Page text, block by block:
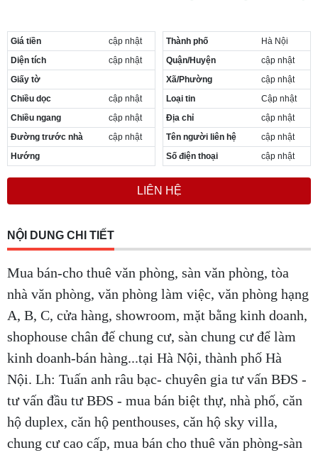
Cần thuê MBKD tại Phường Yên Hòa
Cần thuê MBKD tại Phường Nghĩa Độ
Cần thuê MBKD tại Phường Phương Liệt
Cần thuê MBKD tại Phường Khương Đình
Cần thuê MBKD tại Phường Yên Sở
Cần thuê MBKD tại Phường Hoàng Liệt
Cần thuê MBKD tại Phường Định Công
Cần thuê MBKD tại Phường Tương Mai
Cần thuê MBKD tại Phường Vĩnh Hưng
Cần thuê MBKD tại Phường Lĩnh Nam
Cần thuê MBKD tại Phường Hồng Hà
Cần thuê MBKD tại Phường Văn Miếu
Cần thuê MBKD tại Phường Kim Liên
Cần thuê MBKD tại Phường Vĩnh Tuy
Giá tiền
cập nhật
Diện tích
cập nhật
Giấy tờ
Chiều dọc
cập nhật
Chiều ngang
cập nhật
Đường trước nhà
cập nhật
Hướng
Thành phố
Hà Nội
Quận/Huyện
cập nhật
Xã/Phường
cập nhật
Loại tin
Cập nhật
Địa chỉ
cập nhật
Tên người liên hệ
cập nhật
Số điện thoại
cập nhật
LIÊN HỆ
NỘI DUNG CHI TIẾT
Mua bán-cho thuê văn phòng, sàn văn phòng, tòa
nhà văn phòng, văn phòng làm việc, văn phòng hạng
A, B, C, cửa hàng, showroom, mặt bằng kinh doanh,
shophouse chân đế chung cư, sàn chung cư để làm
kinh doanh-bán hàng...tại Hà Nội, thành phố Hà
Nội. Lh: Tuấn anh râu bạc- chuyên gia tư vấn BĐS -
tư vấn đầu tư BĐS - mua bán biệt thự, nhà phố, căn
hộ duplex, căn hộ penthouses, căn hộ sky villa,
chung cư cao cấp, mua bán cho thuê văn phòng-sàn